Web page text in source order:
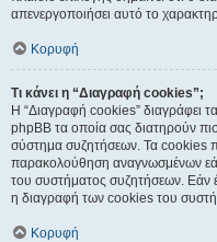
απενεργοποιήσει αυτό το
Κορυφή
Τι κάνει η “Διαγραφή cookies”;
Η “Διαγραφή cookies” διαγράφει
phpBB τα οποία σας διατηρούν
σύστημα συζητήσεων. Τα cookies
παρακολούθηση αναγνωσμένων εάν
του συστήματος συζητήσεων. Εάν
η διαγραφή των cookies του
Κορυφή